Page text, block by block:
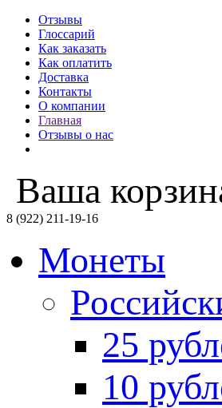
Отзывы
Глоссарий
Как заказать
Как оплатить
Доставка
Контакты
О компании
Главная
Отзывы о нас
Ваша
8 (922) 211-19-16
Монеты
25
10